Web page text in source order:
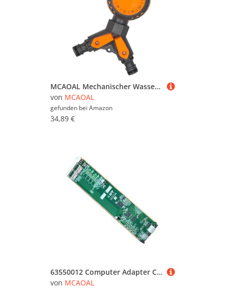
MCAOAL Mechanischer Wasserversorgungs Timer Einfach Für Effiziente Rasenflächen Und Gartenbewässerung Freien Außenhahn Zu Hause Zu Finden
von MCAOAL
gefunden bei Amazon
34,89 €
63550012 Computer Adapter Control Board Wasser Gekühlte Steuerplatine Mining Maschinensteuerung Für S19 Zubehör Mining Machine Control Board
von MCAOAL